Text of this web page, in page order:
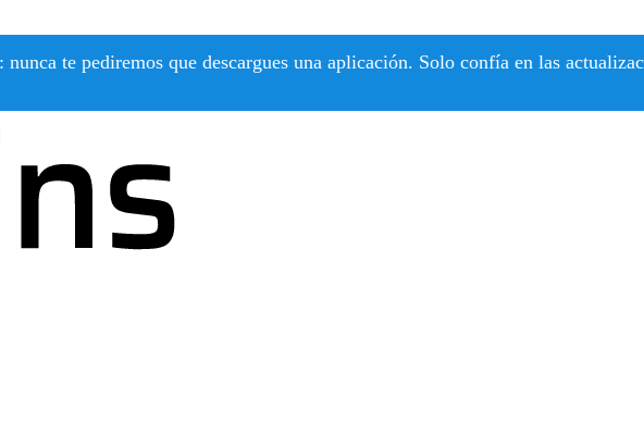
te pediremos que descargues una aplicación. Solo confía en las